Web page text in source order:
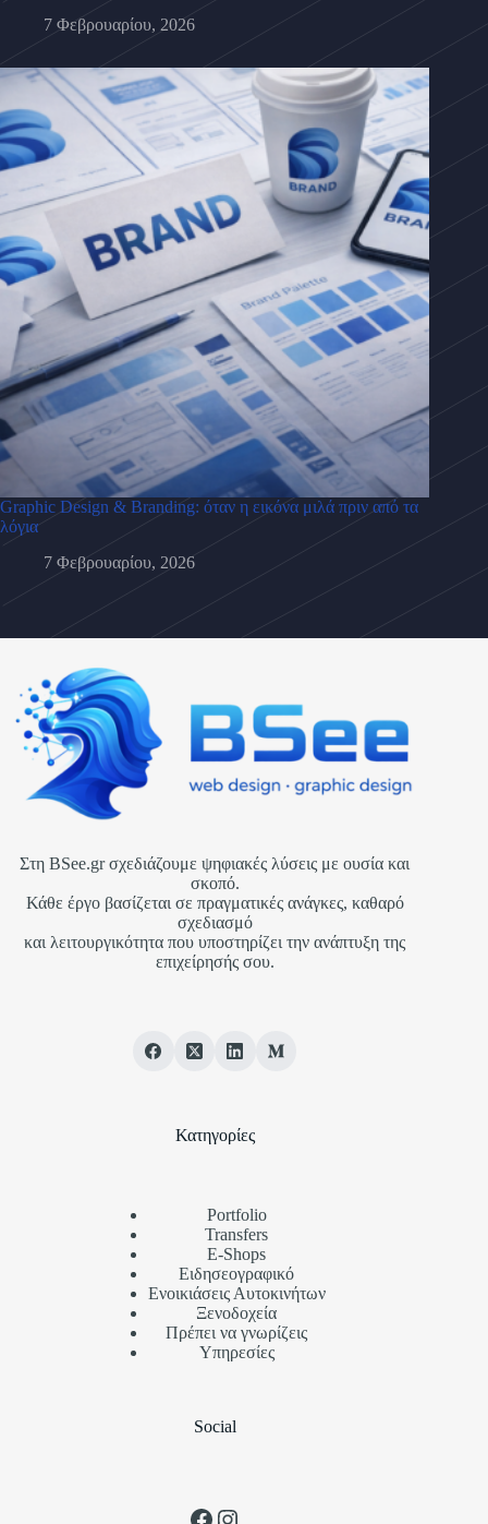
7 Φεβρουαρίου, 2026
Graphic Design & Branding: όταν η εικόνα μιλά πριν από τα
λόγια
7 Φεβρουαρίου, 2026
Στη BSee.gr σχεδιάζουμε ψηφιακές λύσεις με ουσία και
σκοπό.
Κάθε έργο βασίζεται σε πραγματικές ανάγκες, καθαρό
σχεδιασμό
και λειτουργικότητα που υποστηρίζει την ανάπτυξη της
επιχείρησής σου.
Κατηγορίες
Portfolio
Transfers
Ε-Shops
Ειδησεογραφικό
Ενοικιάσεις Αυτοκινήτων
Ξενοδοχεία
Πρέπει να γνωρίζεις
Υπηρεσίες
Social
Facebook
Instagram